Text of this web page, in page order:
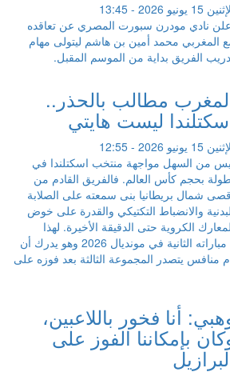
15 يونيو 2026 - 13:45
نادي مودرن سبورت المصري عن تعاقده
المغربي محمد أمين بن هاشم ليتولى مهام
الفريق بداية من الموسم المقبل.
مطالب بالحذر..
ليست هايتي
15 يونيو 2026 - 12:55
من السهل مواجهة منتخب اسكتلندا في
بحجم كأس العالم. فالفريق القادم من
شمال بريطانيا بنى سمعته على الصلابة
والانضباط التكتيكي والقدرة على خوض
الكروية حتى الدقيقة الأخيرة. لهذا
سيدخل المنتخب المغربي مباراته الثانية في مونديال 2026 وهو يدرك أن
منافس يتصدر المجموعة الثالثة بعد فوزه على
أنا فخور باللاعبين،
بإمكاننا الفوز على